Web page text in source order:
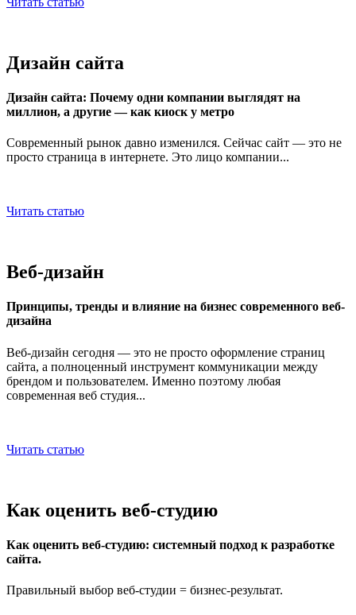
Дизайн сайта
Дизайн сайта: Почему одни компании выглядят на
миллион, а другие — как киоск у метро
Современный рынок давно изменился. Сейчас сайт — это не
просто страница в интернете. Это лицо компании...
Читать статью
Веб-дизайн
Принципы, тренды и влияние на бизнес современного веб-
дизайна
Веб-дизайн сегодня — это не просто оформление страниц
сайта, а полноценный инструмент коммуникации между
брендом и пользователем. Именно поэтому любая
современная веб студия...
Читать статью
Как оценить веб-студию
Как оценить веб-студию: системный подход к разработке
сайта.
Правильный выбор веб-студии = бизнес-результат.